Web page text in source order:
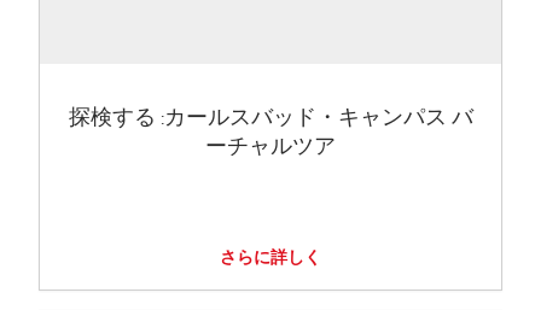
探検する :カールスバッド・キャンパス バ
ーチャルツア
さらに詳しく